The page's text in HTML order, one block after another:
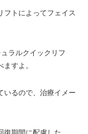
フトによってフェイス
ラルクイックリフ
すよ。
いるので、治療イメー